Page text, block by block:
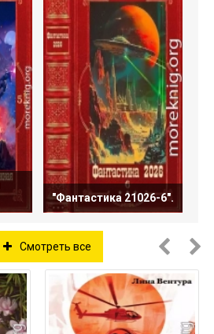
"Фантастика 21026-6".
Смотреть все